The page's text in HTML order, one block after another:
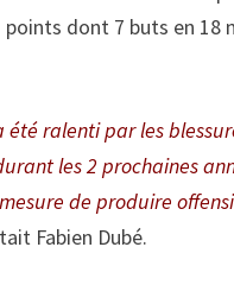
dont 7 buts en 18
ralenti par les
les 2 prochaines
de produire
Fabien Dubé.